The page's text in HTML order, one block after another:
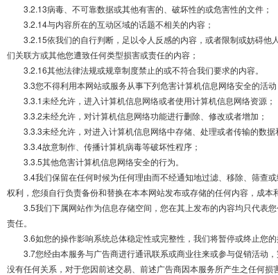
3.2.13病毒、不可靠数据或其他有害的、破坏性的或危害性的文件；
3.2.14与内容所在的互动区域的话题不相关的内容；
3.2.15依我们的自行判断，足以令人反感的内容，或者限制或妨碍他
们关联方或其他您遭致任何类型损害或责任的内容；
3.2.16其他法律法规或规章制度禁止的或不符合我们要求的内容。
3.3您不得利用本网站或服务从事下列危害计算机信息网络安全的活动
3.3.1未经允许，进入计算机信息网络或者使用计算机信息网络资源；
3.3.2未经允许，对计算机信息网络功能进行删除、修改或者增加；
3.3.3未经允许，对进入计算机信息网络中存储、处理或者传输的数据
3.3.4故意制作、传播计算机病毒等破坏性程序；
3.3.5其他危害计算机信息网络安全的行为。
3.4我们保留在任何时候为任何理由而不经通知地过滤、移除、筛查或
权利，您须自行负责备份和替换在本本网站发布或存储的任何内容，成本
3.5我们下属网站作为信息存储空间，您在其上发布的内容均只代表
责任。
3.6如您的操作影响系统总体稳定性或完整性，我们将暂停或终止您的
3.7您经由本服务与广告商进行通讯联系或商业往来或参与促销活动，
没有任何关系，对于您因前述交易、前述广告商因本服务所产生之任何损